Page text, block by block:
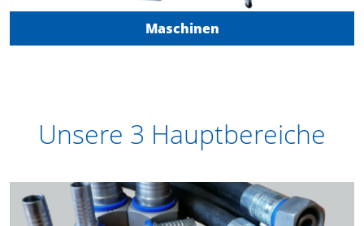
Maschinen
Unsere 3 Hauptbereiche